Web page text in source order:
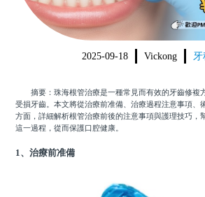
2025-09-18 Vickong 牙
摘要：珠海根管治療是一種常見而有效的牙齒修複
受損牙齒。本文將從治療前准備、治療過程注意事項、
方面，詳細解析根管治療前後的注意事項與護理技巧，
這一過程，從而保護口腔健康。
1、治療前准備